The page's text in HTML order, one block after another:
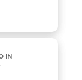
ACQUA CON
IN